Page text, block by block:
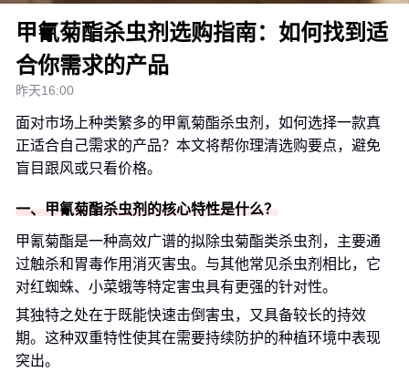
甲氰菊酯杀虫剂选购指南：如何找到适
合你需求的产品
昨天16:00
面对市场上种类繁多的甲氰菊酯杀虫剂，如何选择一款真
正适合自己需求的产品？本文将帮你理清选购要点，避免
盲目跟风或只看价格。
一、甲氰菊酯杀虫剂的核心特性是什么？
甲氰菊酯是一种高效广谱的拟除虫菊酯类杀虫剂，主要通
过触杀和胃毒作用消灭害虫。与其他常见杀虫剂相比，它
对红蜘蛛、小菜蛾等特定害虫具有更强的针对性。
其独特之处在于既能快速击倒害虫，又具备较长的持效
期。这种双重特性使其在需要持续防护的种植环境中表现
突出。